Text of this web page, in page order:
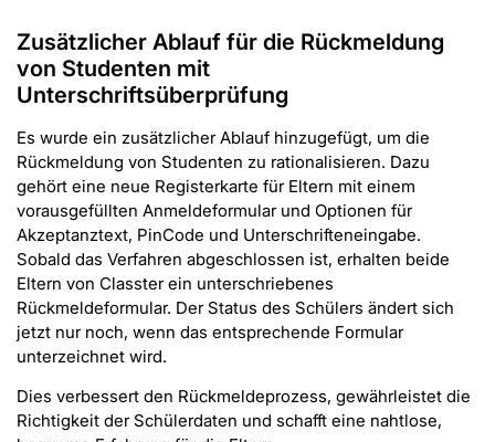
Zusätzlicher Ablauf für die Rückmeldung
von Studenten mit
Unterschriftsüberprüfung
Es wurde ein zusätzlicher Ablauf hinzugefügt, um die
Rückmeldung von Studenten zu rationalisieren. Dazu
gehört eine neue Registerkarte für Eltern mit einem
vorausgefüllten Anmeldeformular und Optionen für
Akzeptanztext, PinCode und Unterschrifteneingabe.
Sobald das Verfahren abgeschlossen ist, erhalten beide
Eltern von Classter ein unterschriebenes
Rückmeldeformular. Der Status des Schülers ändert sich
jetzt nur noch, wenn das entsprechende Formular
unterzeichnet wird.
Dies verbessert den Rückmeldeprozess, gewährleistet die
Richtigkeit der Schülerdaten und schafft eine nahtlose,